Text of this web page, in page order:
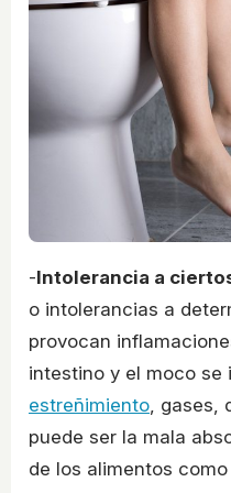
-Intolerancia a
o intolerancias a
provocan
intestino y el moco se
estreñimiento ,
puede ser la mala
de los alimentos